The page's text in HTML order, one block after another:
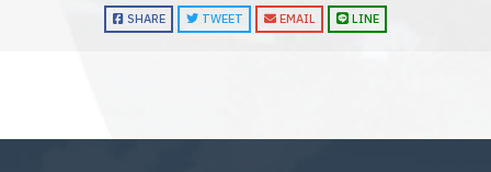
SHARE TWEET EMAIL LINE